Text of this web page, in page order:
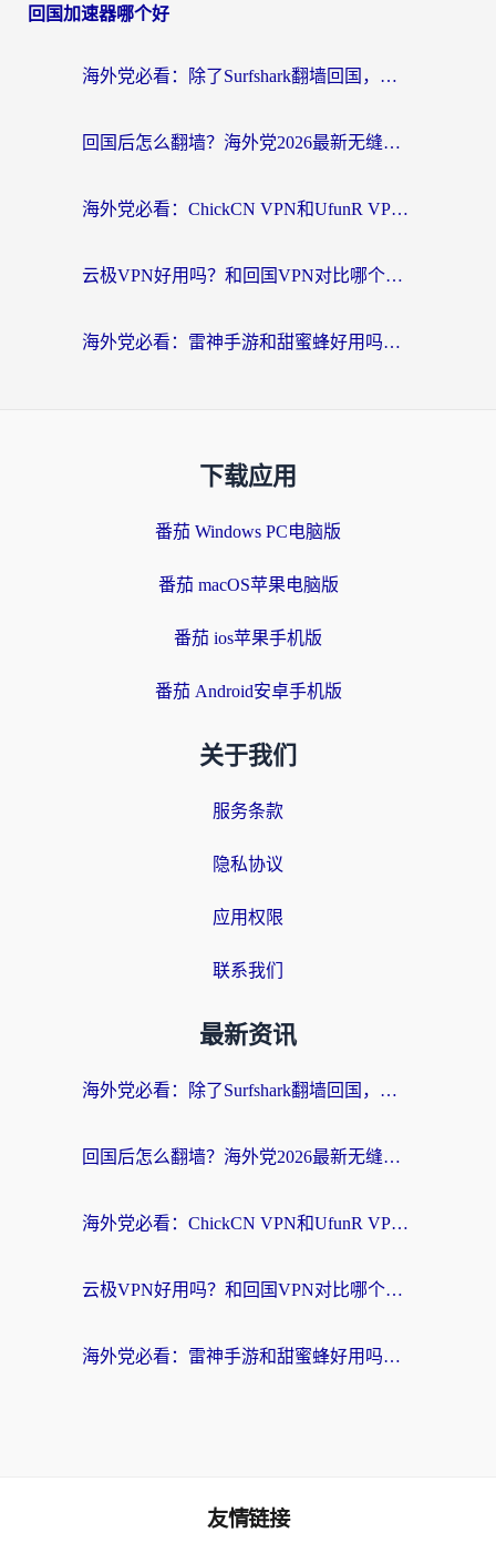
回国加速器哪个好
海外党必看：除了Surfshark翻墙回国，这些加速器选择技巧你真的懂吗？
回国后怎么翻墙？海外党2026最新无缝访问国内资源全攻略（附对比实测）
海外党必看：ChickCN VPN和UfunR VPN对比哪个回国效果更好？附实用选择指南
云极VPN好用吗？和回国VPN对比哪个回国效果更好？海外党亲测避坑指南
海外党必看：雷神手游和甜蜜蜂好用吗？3步选对回国加速器无缝刷国内资源
下载应用
番茄 Windows PC电脑版
番茄 macOS苹果电脑版
番茄 ios苹果手机版
番茄 Android安卓手机版
关于我们
服务条款
隐私协议
应用权限
联系我们
最新资讯
海外党必看：除了Surfshark翻墙回国，这些加速器选择技巧你真的懂吗？
回国后怎么翻墙？海外党2026最新无缝访问国内资源全攻略（附对比实测）
海外党必看：ChickCN VPN和UfunR VPN对比哪个回国效果更好？附实用选择指南
云极VPN好用吗？和回国VPN对比哪个回国效果更好？海外党亲测避坑指南
海外党必看：雷神手游和甜蜜蜂好用吗？3步选对回国加速器无缝刷国内资源
友情链接